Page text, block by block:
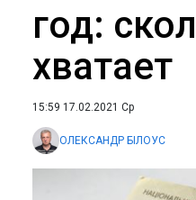
год:
хватает
15:59 17.02.2021 Ср
ОЛЕКСАНДР БІЛОУС